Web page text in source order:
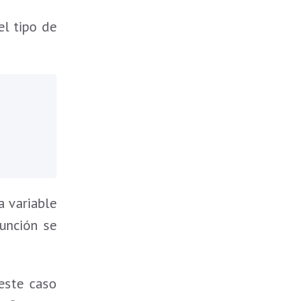
tipo de
variable
se
caso